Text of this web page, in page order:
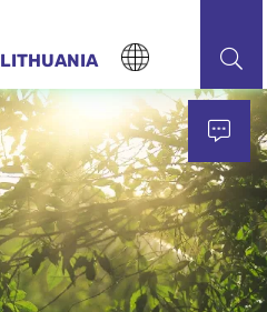
LITHUANIA